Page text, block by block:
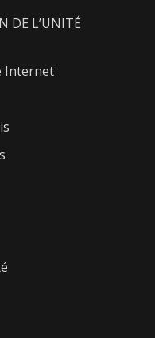
DE L’UNITÉ
Internet